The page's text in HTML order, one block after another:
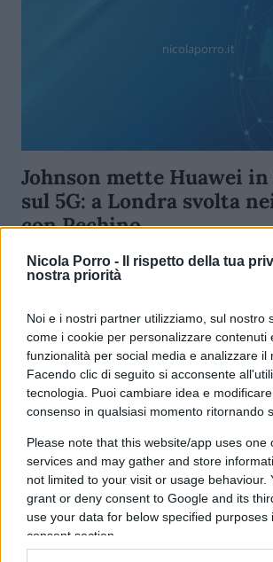
Nicola Porro -
Il rispetto della tua
nostra priorità
Noi e i nostri partner utilizziamo, sul nostro
come i cookie per personalizzare contenuti
funzionalità per social media e analizzare il
Facendo clic di seguito si acconsente
tecnologia. Puoi cambiare idea e
consenso in qualsiasi momento ritornando
Please note that this website/app uses one
services and may gather and store
not limited to your visit or usage behaviour.
grant or deny consent to Google and its
use your data for below specified purposes
consent section.
nicolaporro.it
Johnson mette Huawei
sul 5G: a Londra svolta
con Pechino
di Daniele Meloni
nicolaporro.it